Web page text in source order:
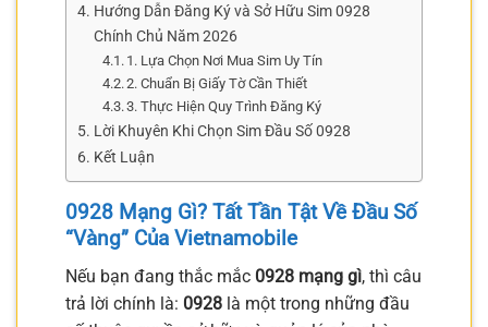
Hướng Dẫn Đăng Ký và Sở Hữu Sim 0928
Chính Chủ Năm 2026
1. Lựa Chọn Nơi Mua Sim Uy Tín
2. Chuẩn Bị Giấy Tờ Cần Thiết
3. Thực Hiện Quy Trình Đăng Ký
Lời Khuyên Khi Chọn Sim Đầu Số 0928
Kết Luận
0928 Mạng Gì? Tất Tần Tật Về Đầu Số
“Vàng” Của Vietnamobile
Nếu bạn đang thắc mắc 0928 mạng gì, thì câu
trả lời chính là: 0928 là một trong những đầu